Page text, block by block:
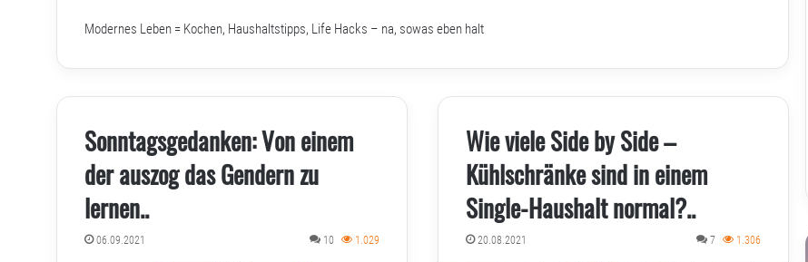
Modernes Leben = Kochen, Haushaltstipps, Life Hacks – na, sowas eben halt
Sonntagsgedanken: Von einem
der auszog das Gendern zu
lernen..
06.09.2021 10 1.029
Wie viele Side by Side –
Kühlschränke sind in einem
Single-Haushalt normal?..
20.08.2021 7 1.306